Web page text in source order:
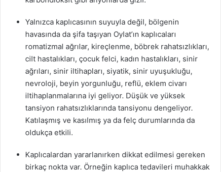
Yalnızca kaplıcasının suyuyla değil, bölgenin
havasında da şifa taşıyan Oylat’ın kaplıcaları
romatizmal ağrılar, kireçlenme, böbrek rahatsızlıkları,
cilt hastalıkları, çocuk felci, kadın hastalıkları, sinir
ağrıları, sinir iltihapları, siyatik, sinir uyuşukluğu,
nevroloji, beyin yorgunluğu, reflü, eklem civarı
iltihaplanmalarına iyi geliyor. Düşük ve yüksek
tansiyon rahatsızlıklarında tansiyonu dengeliyor.
Katılaşmış ve kasılmış ya da felç durumlarında da
oldukça etkili.
Kaplıcalardan yararlanırken dikkat edilmesi gereken
birkaç nokta var. Örneğin kaplıca tedavileri muhakkak